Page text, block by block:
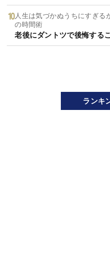
人生は気づかぬうちにすぎる
の時間術
老後にダントツで後悔する
ランキ